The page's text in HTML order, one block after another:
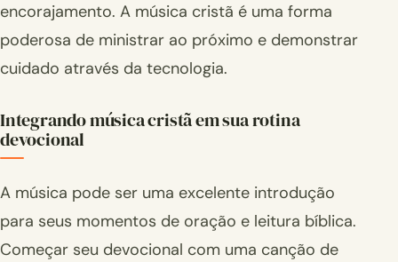
encorajamento. A música cristã é uma forma
poderosa de ministrar ao próximo e demonstrar
cuidado através da tecnologia.
Integrando música cristã em sua rotina
devocional
A música pode ser uma excelente introdução
para seus momentos de oração e leitura bíblica.
Começar seu devocional com uma canção de